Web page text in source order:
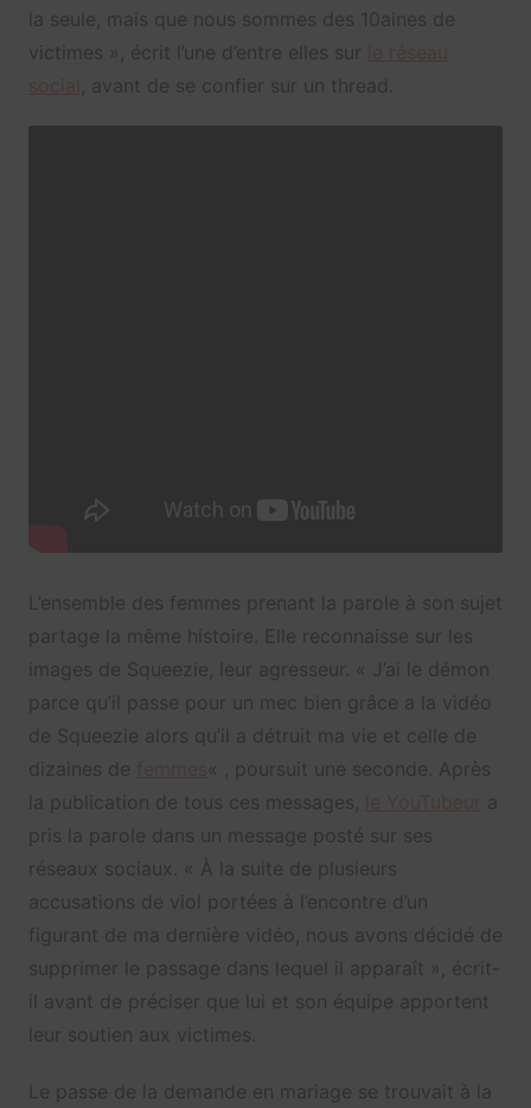
la seule, mais que nous sommes des 10aines de
victimes », écrit l’une d’entre elles sur
, avant de se confier sur un thread.
L’ensemble des femmes prenant la parole à son sujet
partage la même histoire. Elle reconnaisse sur les
images de Squeezie, leur agresseur. « J’ai le démon
parce qu’il passe pour un mec bien grâce a la vidéo
de Squeezie alors qu’il a détruit ma vie et celle de
dizaines de
« , poursuit une seconde. Après
la publication de tous ces messages,
a
pris la parole dans un message posté sur ses
réseaux sociaux.
« À la suite de plusieurs
accusations de viol portées à l’encontre d’un
figurant de ma dernière vidéo, nous avons décidé de
supprimer le passage dans lequel il apparaît », écrit-
il avant de préciser que lui et son équipe apportent
leur soutien aux victimes.
Le passe de la demande en mariage se trouvait à la